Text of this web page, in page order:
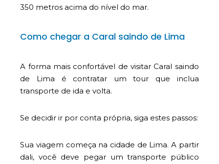
350 metros acima do nível do mar.
Como chegar a Caral saindo de Lima
A forma mais confortável de visitar Caral saindo
de Lima é contratar um tour que inclua
transporte de ida e volta.
Se decidir ir por conta própria, siga estes passos:
Sua viagem começa na cidade de Lima. A partir
dali, você deve pegar um transporte público